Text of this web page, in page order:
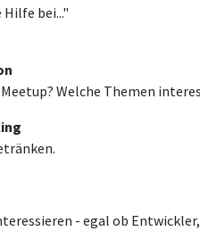
Hilfe bei..."
Welche Themen
- egal ob